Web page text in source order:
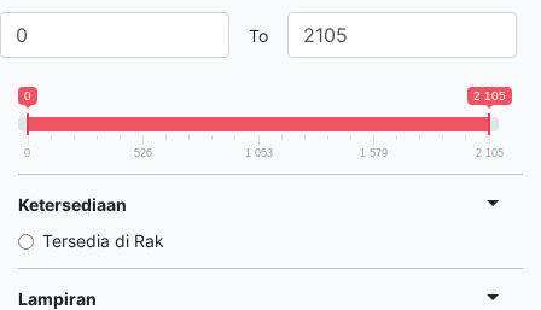
To
0 2 105
0 526 1 053 1 579 2 105
Ketersediaan
Tersedia di Rak
Lampiran